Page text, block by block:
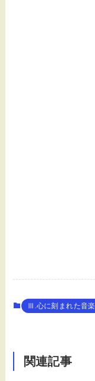
Ⅲ.心に刻まれた音楽
関連記事